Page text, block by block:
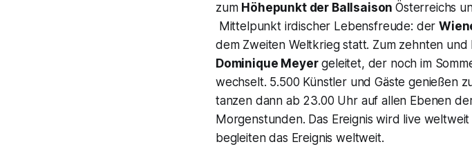
zum Höhepunkt der BallsaisonÖsterreichs
Mittelpunkt irdischer Lebensfreude: der
dem Zweiten Weltkrieg statt. Zum zehnten
Dominique Meyergeleitet, der noch im
wechselt. 5.500 Künstler und Gäste genießen
tanzen dann ab 23.00 Uhr auf allen Ebenen
Morgenstunden. Das Ereignis wird live
begleiten das Ereignis weltweit.